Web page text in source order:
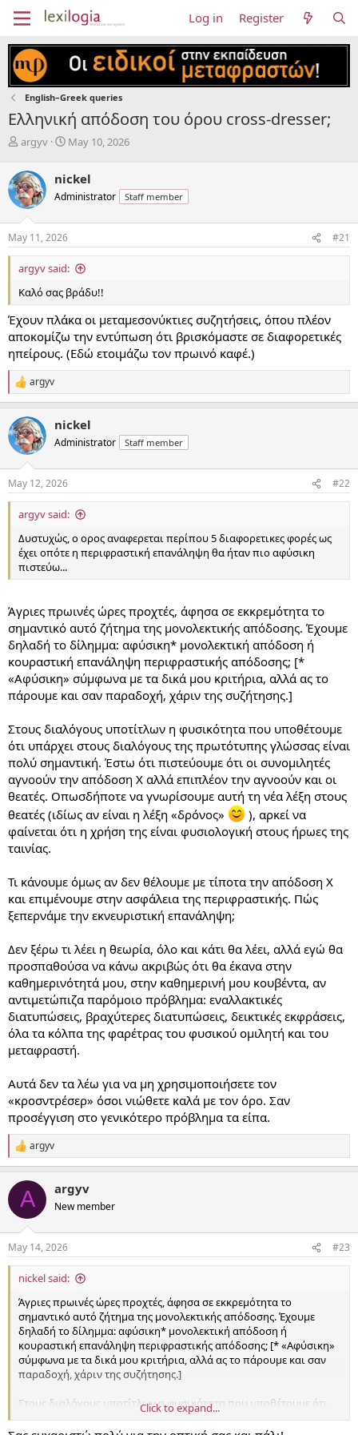
Log in Register
English–Greek queries
Ελληνική απόδοση του όρου cross-dresser;
T
r
e
a
d
s
t
a
r
e
argyv
S
r
t
a
t
e
May 10, 2026
nickel
Administrator Staff member
May 11, 2026 #21
argyv said:
Καλό σας βράδυ!!
Έχουν πλάκα οι μεταμεσονύκτιες συζητήσεις, όπου πλέον
αποκομίζω την εντύπωση ότι βρισκόμαστε σε διαφορετικές
ηπείρους. (Εδώ ετοιμάζω τον πρωινό καφέ.)
R
e
c
t
i
s
:
argyv
nickel
Administrator Staff member
May 12, 2026 #22
argyv said:
Δυστυχώς, ο ορος αναφερεται περίπου 5 διαφορετικες φορές ως
έχει οπότε η περιφραστική επανάληψη θα ήταν πιο αφύσικη
πιστεύω...
Άγριες πρωινές ώρες προχτές, άφησα σε εκκρεμότητα το
σημαντικό αυτό ζήτημα της μονολεκτικής απόδοσης. Έχουμε
δηλαδή το δίλημμα: αφύσικη* μονολεκτική απόδοση ή
κουραστική επανάληψη περιφραστικής απόδοσης; [*
«Αφύσικη» σύμφωνα με τα δικά μου κριτήρια, αλλά ας το
πάρουμε και σαν παραδοχή, χάριν της συζήτησης.]
Στους διαλόγους υποτίτλων η φυσικότητα που υποθέτουμε
ότι υπάρχει στους διαλόγους της πρωτότυπης γλώσσας είναι
πολύ σημαντική. Έστω ότι πιστεύουμε ότι οι συνομιλητές
αγνοούν την απόδοση Χ αλλά επιπλέον την αγνοούν και οι
θεατές. Οπωσδήποτε να γνωρίσουμε αυτή τη νέα λέξη στους
θεατές (ιδίως αν είναι η λέξη «δρόνος»
), αρκεί να
φαίνεται ότι η χρήση της είναι φυσιολογική στους ήρωες της
ταινίας.
Τι κάνουμε όμως αν δεν θέλουμε με τίποτα την απόδοση Χ
και επιμένουμε στην ασφάλεια της περιφραστικής. Πώς
ξεπερνάμε την εκνευριστική επανάληψη;
Δεν ξέρω τι λέει η θεωρία, όλο και κάτι θα λέει, αλλά εγώ θα
προσπαθούσα να κάνω ακριβώς ότι θα έκανα στην
καθημερινότητά μου, στην καθημερινή μου κουβέντα, αν
αντιμετώπιζα παρόμοιο πρόβλημα: εναλλακτικές
διατυπώσεις, βραχύτερες διατυπώσεις, δεικτικές εκφράσεις,
όλα τα κόλπα της φαρέτρας του φυσικού ομιλητή και του
μεταφραστή.
Αυτά δεν τα λέω για να μη χρησιμοποιήσετε τον
«κροσντρέσερ» όσοι νιώθετε καλά με τον όρο. Σαν
προσέγγιση στο γενικότερο πρόβλημα τα είπα.
R
e
c
i
s
:
argyv
A argyv
New member
May 14, 2026 #23
nickel said:
Άγριες πρωινές ώρες προχτές, άφησα σε εκκρεμότητα το
σημαντικό αυτό ζήτημα της μονολεκτικής απόδοσης. Έχουμε
δηλαδή το δίλημμα: αφύσικη* μονολεκτική απόδοση ή
κουραστική επανάληψη περιφραστικής απόδοσης; [* «Αφύσικη»
σύμφωνα με τα δικά μου κριτήρια, αλλά ας το πάρουμε και σαν
παραδοχή, χάριν της συζήτησης.]
Στους διαλόγους υποτίτλων η φυσικότητα που υποθέτουμε ότι
υπάρχει στους διαλόγους της πρωτότυπης γλώσσας είναι πολύ
σημαντική. Έστω ότι πιστεύουμε ότι οι συνομιλητές αγνοούν την
Click to expand...